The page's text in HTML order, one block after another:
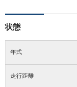
状態
年式
走行距離